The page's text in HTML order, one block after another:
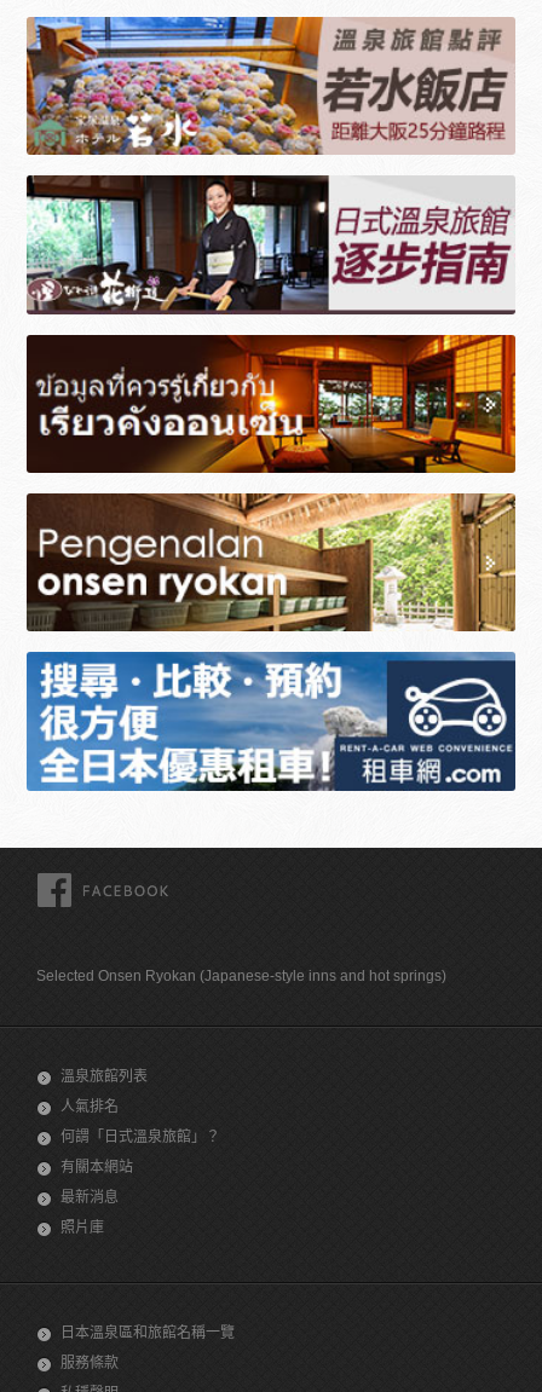
Selected Onsen Ryokan (Japanese-style inns and hot springs)
溫泉旅館列表
人氣排名
何謂「日式溫泉旅館」？
有關本網站
最新消息
照片庫
日本溫泉區和旅館名稱一覽
服務條款